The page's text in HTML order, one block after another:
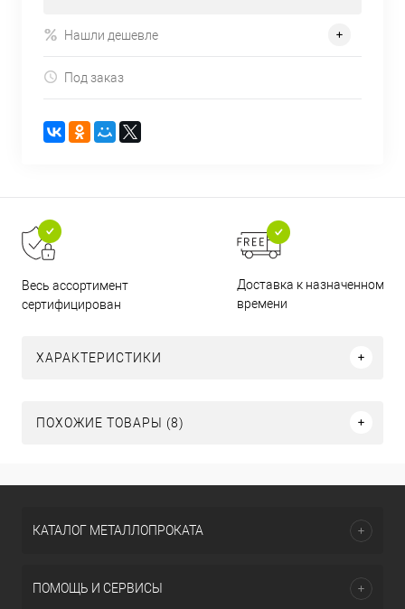
Нашли дешевле
Под заказ
Весь ассортимент
сертифицирован
Доставка к назначенному
времени
ХАРАКТЕРИСТИКИ
ПОХОЖИЕ ТОВАРЫ (8)
КАТАЛОГ МЕТАЛЛОПРОКАТА
ПОМОЩЬ И СЕРВИСЫ